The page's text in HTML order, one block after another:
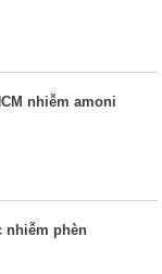
nhiễm amoni
nhiễm phèn